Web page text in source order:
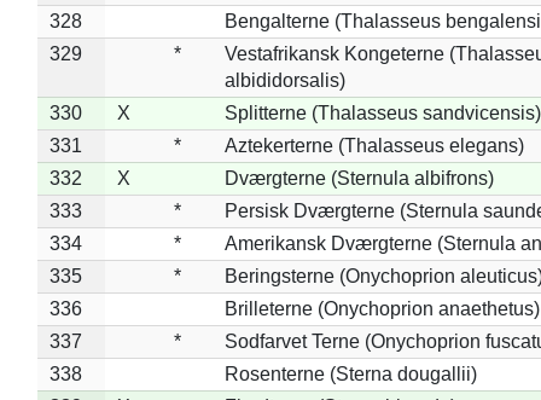
328
Bengalterne (Thalasseus
329
*
Vestafrikansk Kongeterne
albididorsalis)
330
X
Splitterne (Thalasseus sandvicensis)
331
*
Aztekerterne (Thalasseus elegans)
332
X
Dværgterne (Sternula albifrons)
333
*
Persisk Dværgterne (Sternula
334
*
Amerikansk Dværgterne (Sternula
335
*
Beringsterne (Onychoprion
336
Brilleterne (Onychoprion anaethetus)
337
*
Sodfarvet Terne (Onychoprion
338
Rosenterne (Sterna dougallii)